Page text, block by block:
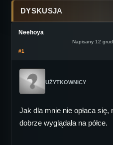
DYSKUSJA
Neehoya
Napisany 12
#1
UŻYTKOWNICY
Jak dla mnie nie opłaca
dobrze wyglądała na półce.